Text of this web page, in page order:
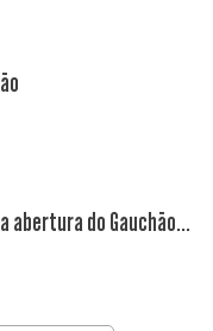
abertura do Gauchão...